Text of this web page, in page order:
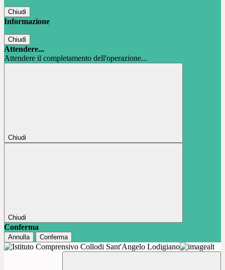
Chiudi
Informazione
Chiudi
Attendere...
Attendere il completamento dell'operazione...
Chiudi
Chiudi
Conferma
Annulla Conferma